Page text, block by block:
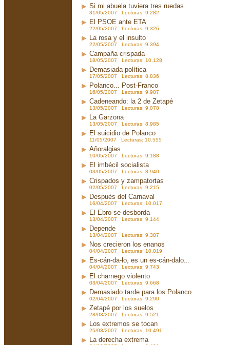
Si mi abuela tuviera tres ruedas
31/05/2007 Lecturas: 9.282
El PSOE ante ETA
22/05/2007 Lecturas: 9.326
La rosa y el insulto
22/05/2007 Lecturas: 9.394
Campaña crispada
18/05/2007 Lecturas: 10.128
Demasiada política
17/05/2007 Lecturas: 8.836
Polanco... Post-Franco
16/05/2007 Lecturas: 9.987
Cadeneando: la 2 de Zetapé
13/05/2007 Lecturas: 9.078
La Garzona
13/05/2007 Lecturas: 8.985
El suicidio de Polanco
11/05/2007 Lecturas: 10.555
Añoralgias
10/05/2007 Lecturas: 9.188
El imbécil socialista
03/05/2007 Lecturas: 8.940
Crispados y zampatortas
02/05/2007 Lecturas: 9.215
Después del Carnaval
16/04/2007 Lecturas: 10.017
El Ebro se desborda
13/04/2007 Lecturas: 9.144
Depende
13/04/2007 Lecturas: 9.387
Nos crecieron los enanos
04/04/2007 Lecturas: 10.019
Es-cán-da-lo, es un es-cán-dalo...
04/04/2007 Lecturas: 9.743
El charnego violento
03/04/2007 Lecturas: 9.668
Demasiado tarde para los Polanco
02/04/2007 Lecturas: 9.290
Zetapé por los suelos
28/03/2007 Lecturas: 9.521
Los extremos se tocan
25/03/2007 Lecturas: 10.491
La derecha extrema